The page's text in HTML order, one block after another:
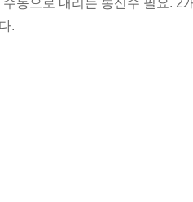
동으로 내리는 통신수 필요. 2
.